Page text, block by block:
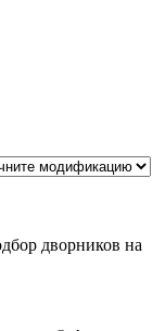
дворников на